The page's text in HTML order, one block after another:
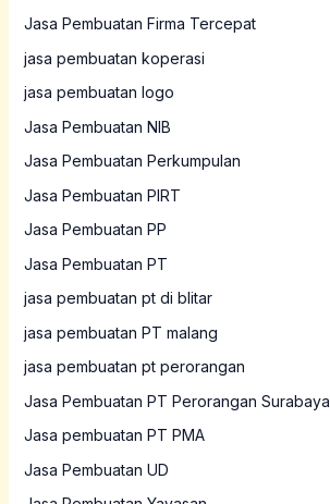
Jasa Pembuatan Firma Tercepat
jasa pembuatan koperasi
jasa pembuatan logo
Jasa Pembuatan NIB
Jasa Pembuatan Perkumpulan
Jasa Pembuatan PIRT
Jasa Pembuatan PP
Jasa Pembuatan PT
jasa pembuatan pt di blitar
jasa pembuatan PT malang
jasa pembuatan pt perorangan
Jasa Pembuatan PT Perorangan Surabaya
Jasa pembuatan PT PMA
Jasa Pembuatan UD